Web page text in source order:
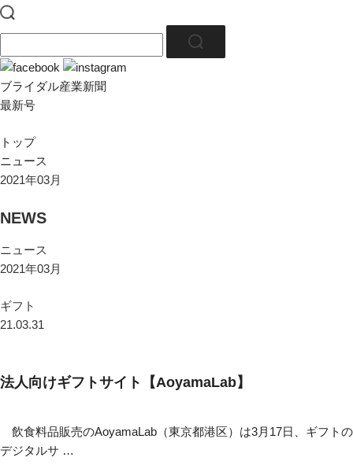
ブライダル産業新聞
最新号
トップ
ニュース
2021年03月
NEWS
ニュース
2021年03月
ギフト
21.03.31
法人向けギフトサイト【AoyamaLab】
飲食料品販売のAoyamaLab（東京都港区）は3月17日、ギフトの
デジタルサ …